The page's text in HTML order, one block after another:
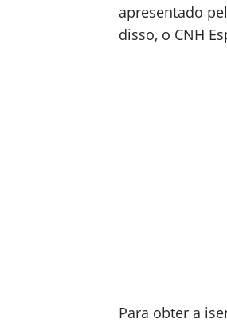
apresentado
disso, o CNH
Para obter a